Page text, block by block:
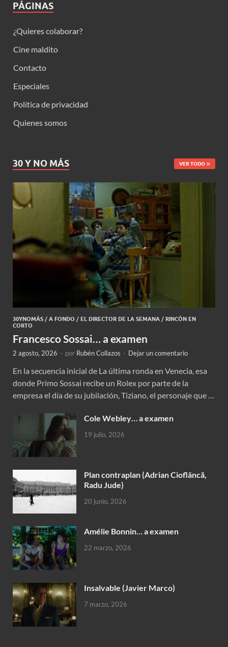
PÁGINAS
¿Quieres colaborar?
Cine maldito
Contacto
Especiales
Política de privacidad
Quienes somos
30 Y NO MÁS VER TODO
30YNOMÁS / A FONDO / EL DIRECTOR DE LA SEMANA / RINCÓN EN
CORTO
Francesco Sossai… a examen
2 agosto, 2026 - por Rubén Collazos - Dejar un comentario
En la secuencia inicial de La última ronda en Venecia, esa
donde Primo Sossai recibe un Rolex por parte de la
empresa el día de su jubilación, Tiziano, el personaje que …
Cole Webley… a examen
19 julio, 2026
Plan contraplan (Adrian Cioflâncã,
Radu Jude)
20 junio, 2026
Amélie Bonnin… a examen
22 marzo, 2026
Insalvable (Javier Marco)
7 marzo, 2026